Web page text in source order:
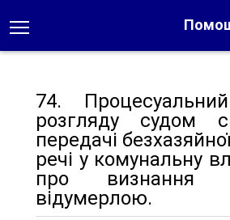
74.
розгляду судом
передачі
речі у комунальну
про визнання
відумерлою.